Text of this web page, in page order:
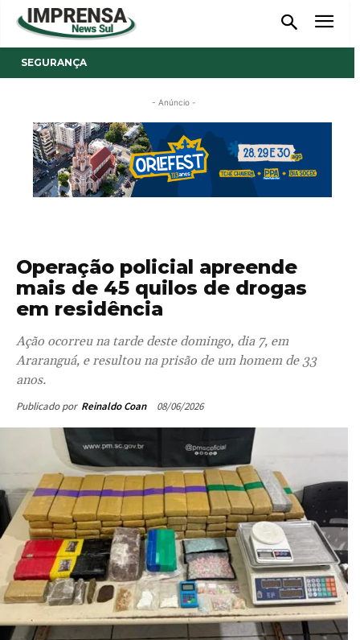
SEGURANÇA
- Anúncio -
Operação policial apreende
mais de 45 quilos de drogas
em residência
Ação ocorreu na tarde deste domingo, dia 7, em
Araranguá, e resultou na prisão de um homem de 33
anos.
Publicado por Reinaldo Coan 08/06/2026